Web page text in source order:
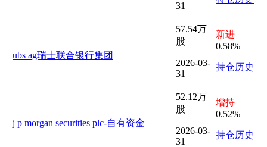
31
ubs ag瑞士联合银行集团
57.54万
股
2026-03-
31
新进
0.58%
持仓历史
j p morgan securities plc-自有资金
52.12万
股
2026-03-
31
增持
0.52%
持仓历史